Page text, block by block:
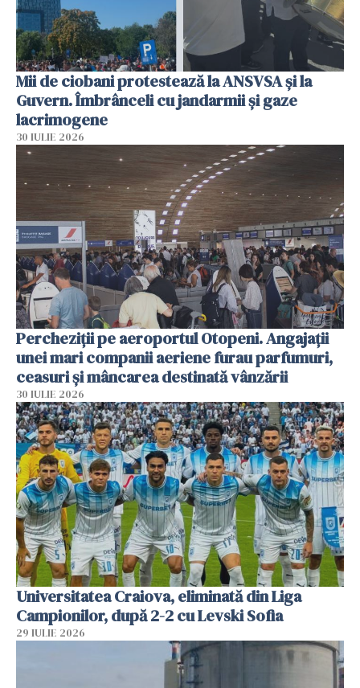
Mii de ciobani protestează la ANSVSA și la
Guvern. Îmbrânceli cu jandarmii și gaze
lacrimogene
30 IULIE 2026
Percheziții pe aeroportul Otopeni. Angajații
unei mari companii aeriene furau parfumuri,
ceasuri și mâncarea destinată vânzării
30 IULIE 2026
Universitatea Craiova, eliminată din Liga
Campionilor, după 2-2 cu Levski Sofia
29 IULIE 2026